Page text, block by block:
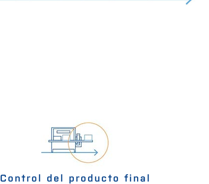
Control del producto final